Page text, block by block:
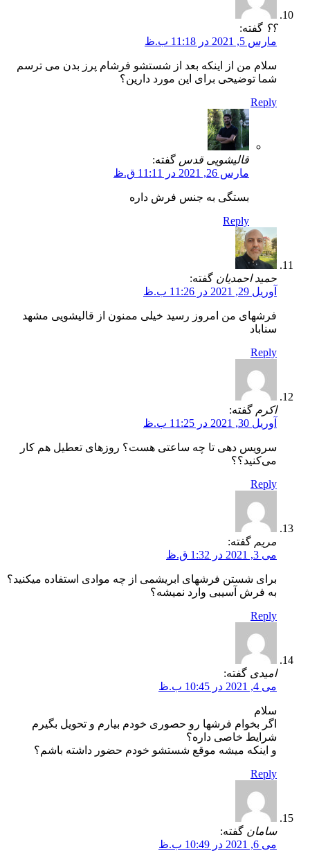
؟؟ گفته:
مارس 5, 2021 در 11:18 ب.ظ
سلام من از اینکه بعد از شستشو فرشام پرز بدن می ترسم
شما توضیحی برای این مورد دارین؟
Reply
قالیشویی قدس گفته:
مارس 26, 2021 در 11:11 ق.ظ
بستگی به جنس فرش داره
Reply
حمید احمدیان گفته:
آوریل 29, 2021 در 11:26 ب.ظ
فرشهای من امروز رسید خیلی ممنون از قالیشویی مشهد
سناباد
Reply
اکرم گفته:
آوریل 30, 2021 در 11:25 ب.ظ
سرویس دهی تا چه ساعتی هست؟ روزهای تعطیل هم کار
می‌کنید؟؟
Reply
مریم گفته:
می 3, 2021 در 1:32 ق.ظ
برای شستن فرشهای ابریشمی از چه موادی استفاده میکنید؟
به فرش آسیبی وارد نمیشه؟
Reply
امیدی گفته:
می 4, 2021 در 10:45 ب.ظ
سلام
اگر بخوام فرشها رو حصوری خودم بیارم و تحویل بگیرم
شرایط خاصی داره؟
و اینکه میشه موقع شستشو خودم حضور داشته باشم؟
Reply
سامان گفته:
می 6, 2021 در 10:49 ب.ظ